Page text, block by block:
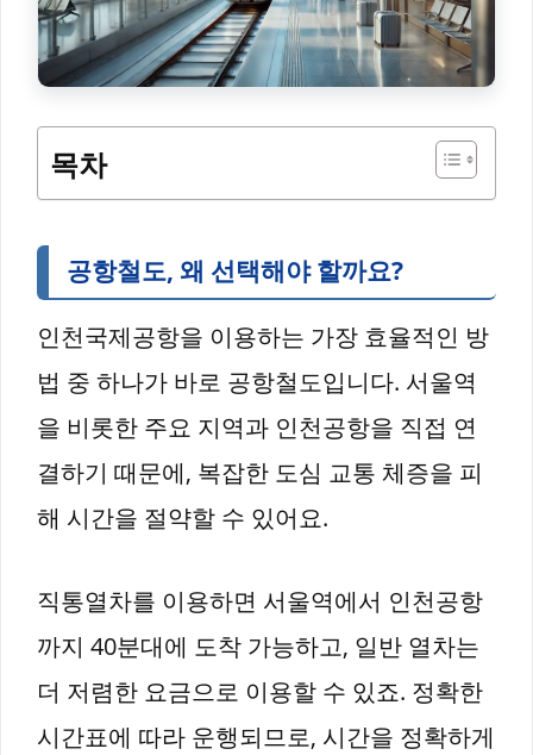
목차
공항철도, 왜 선택해야 할까요?
인천국제공항을 이용하는 가장 효율적인 방
법 중 하나가 바로 공항철도입니다. 서울역
을 비롯한 주요 지역과 인천공항을 직접 연
결하기 때문에, 복잡한 도심 교통 체증을 피
해 시간을 절약할 수 있어요.
직통열차를 이용하면 서울역에서 인천공항
까지 40분대에 도착 가능하고, 일반 열차는
더 저렴한 요금으로 이용할 수 있죠. 정확한
시간표에 따라 운행되므로, 시간을 정확하게